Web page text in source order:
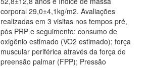
corporal 29,0±4,1kg/m2. Avaliações
realizadas em 3 visitas nos tempos pré,
pós PRP e seguimento: consumo de
oxigênio estimado (VO2 estimado); força
muscular periférica através da força de
preensão palmar (FPP); Pressão